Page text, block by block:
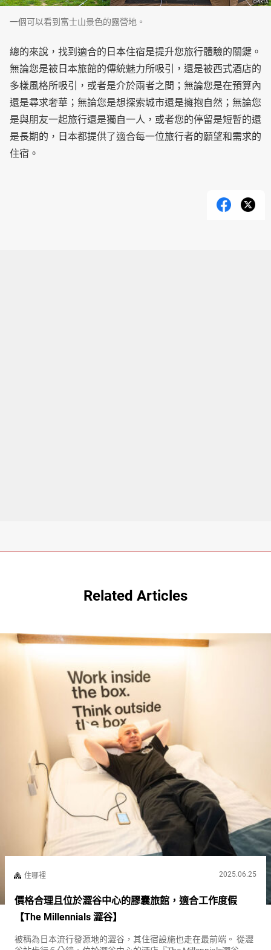
一個可以看到富士山景色的露營地。
總的來說，找到適合的日本住宿是提升您旅行體驗的關鍵。
無論您是被日本旅館的傳統魅力所吸引，還是被西式酒店的
多樣風格所吸引，或者是介於兩者之間；無論您是在預算內
還是尋求奢華；無論您是想探索城市還是擁抱自然；無論您
是與朋友一起旅行還是獨自一人，或者您的停留是短暫的還
是長期的，日本都提供了適合每一位旅行者的願望和需求的
住宿。
Related Articles
住哪裡 2025.06.25
價格合理且位於澀谷中心的膠囊旅館，適合工作度假
【The Millennials 澀谷】
被稱為日本流行發源地的澀谷，其住宿設施也走在最前端。 從澀